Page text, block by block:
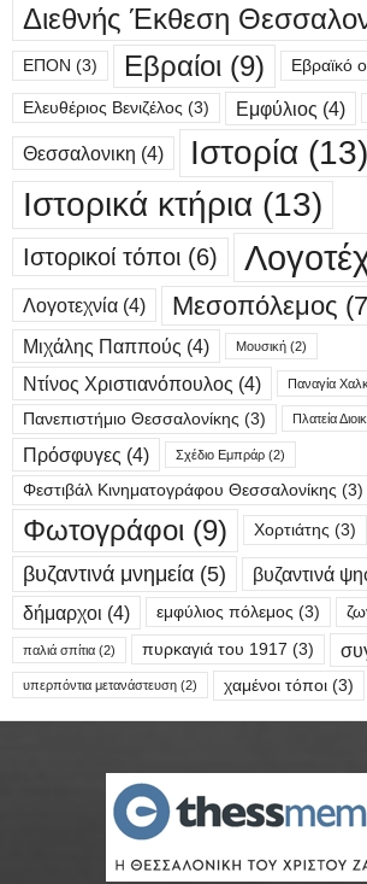
Διεθνής Έκθεση
ΕΠΟΝ (3) Εβραίοι (9) Εβραϊκό
Ελευθέριος Βενιζέλος (3) Εμφύλιος (4)
Θεσσαλονικη (4) Ιστορία (13)
Ιστορικά κτήρια (13)
Ιστορικοί τόποι (6)
Λογοτεχνία (4) Μεσοπόλεμος
Μιχάλης Παππούς (4) Μουσική (2)
Ντίνος Χριστιανόπουλος (4) Παναγία
Πανεπιστήμιο Θεσσαλονίκης (3) Πλατεία
Πρόσφυγες (4) Σχέδιο Εμπράρ (2)
Φεστιβάλ Κινηματογράφου Θεσσαλονίκης (3)
Φωτογράφοι (9) Χορτιάτης (3)
βυζαντινά μνημεία (5) βυζαντινά
δήμαρχοι (4) εμφύλιος πόλεμος (3)
παλιά σπίτια (2) πυρκαγιά του 1917 (3)
υπερπόντια μετανάστευση (2) χαμένοι τόποι (3)